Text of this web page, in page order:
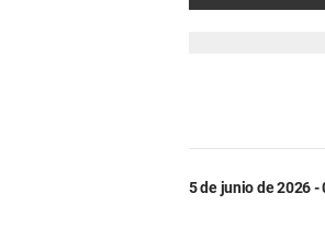
5 de junio de 2026 -